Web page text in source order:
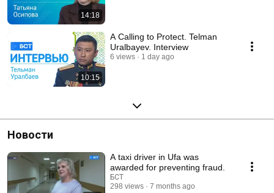
14:18
10:15
A Calling to Protect. Telman
Uralbayev. Interview
6 views 1 day ago
Новости
A taxi driver in Ufa was
awarded for preventing fraud.
БСТ
298 views
7 months ago